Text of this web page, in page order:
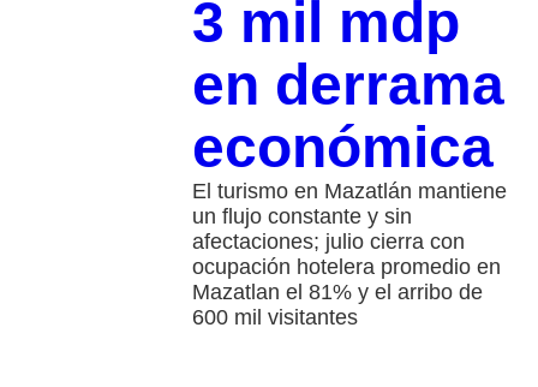
3 mil mdp
en derrama
económica
El turismo en Mazatlán mantiene
un flujo constante y sin
afectaciones; julio cierra con
ocupación hotelera promedio en
Mazatlan el 81% y el arribo de
600 mil visitantes